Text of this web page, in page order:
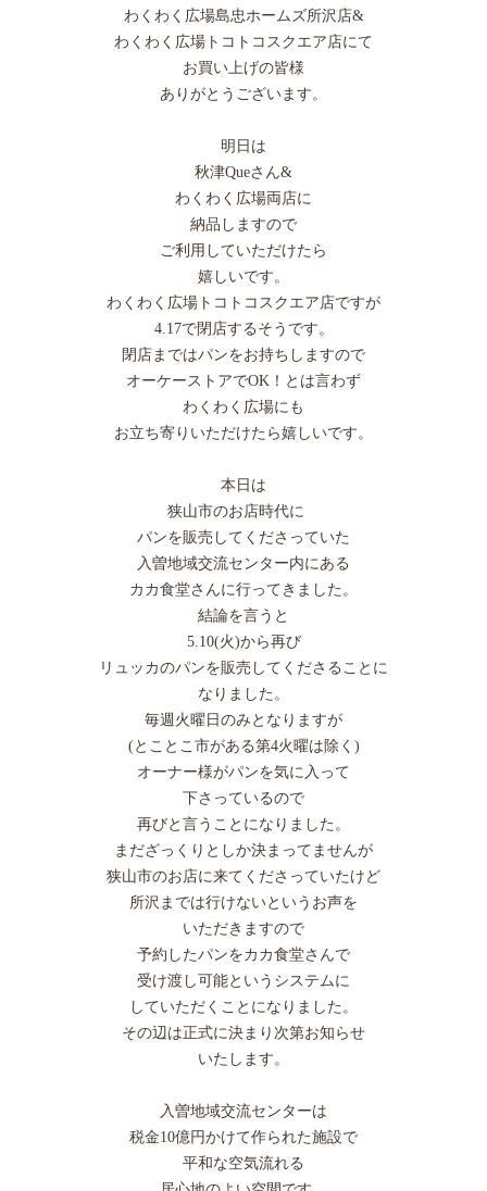
わくわく広場島忠ホームズ所沢店&
わくわく広場トコトコスクエア店にて
お買い上げの皆様
ありがとうございます。
明日は
秋津Queさん&
わくわく広場両店に
納品しますので
ご利用していただけたら
嬉しいです。
わくわく広場トコトコスクエア店ですが
4.17で閉店するそうです。
閉店まではパンをお持ちしますので
オーケーストアでOK！とは言わず
わくわく広場にも
お立ち寄りいただけたら嬉しいです。
本日は
狭山市のお店時代に
パンを販売してくださっていた
入曽地域交流センター内にある
カカ食堂さんに行ってきました。
結論を言うと
5.10(火)から再び
リュッカのパンを販売してくださることに
なりました。
毎週火曜日のみとなりますが
(とことこ市がある第4火曜は除く)
オーナー様がパンを気に入って
下さっているので
再びと言うことになりました。
まだざっくりとしか決まってませんが
狭山市のお店に来てくださっていたけど
所沢までは行けないというお声を
いただきますので
予約したパンをカカ食堂さんで
受け渡し可能というシステムに
していただくことになりました。
その辺は正式に決まり次第お知らせ
いたします。
入曽地域交流センターは
税金10億円かけて作られた施設で
平和な空気流れる